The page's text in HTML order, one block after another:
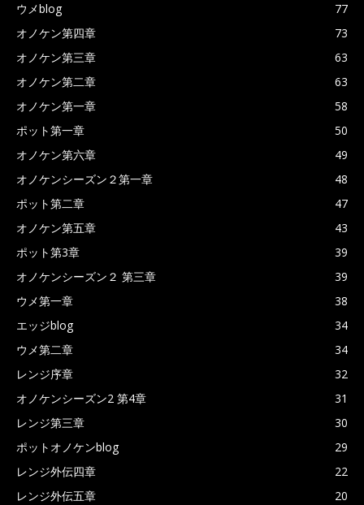
ウメblog
77
オノケン第四章
73
オノケン第三章
63
オノケン第二章
63
オノケン第一章
58
ポット第一章
50
オノケン第六章
49
オノケンシーズン２第一章
48
ポット第二章
47
オノケン第五章
43
ポット第3章
39
オノケンシーズン２ 第三章
39
ウメ第一章
38
エッジblog
34
ウメ第二章
34
レンジ序章
32
オノケンシーズン2 第4章
31
レンジ第三章
30
ポットオノケンblog
29
レンジ外伝四章
22
レンジ外伝五章
20